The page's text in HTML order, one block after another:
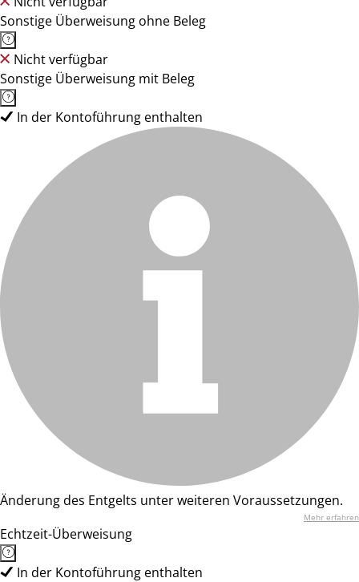
Sonstige Überweisung ohne Beleg
Nicht verfügbar
Sonstige Überweisung mit Beleg
In der Kontoführung enthalten
Änderung des Entgelts unter weiteren Voraussetzungen.
Mehr erfahren
Echtzeit-Überweisung
In der Kontoführung enthalten